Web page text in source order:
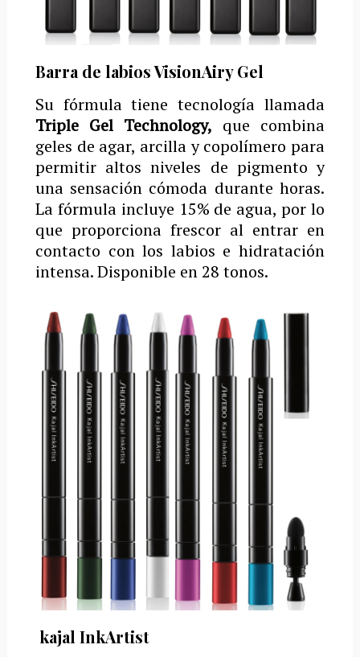
Barra de labios VisionAiry Gel
Su fórmula tiene tecnología llamada
Triple Gel Technology, que combina
geles de agar, arcilla y copolímero para
permitir altos niveles de pigmento y
una sensación cómoda durante horas.
La fórmula incluye 15% de agua, por lo
que proporciona frescor al entrar en
contacto con los labios e hidratación
intensa. Disponible en 28 tonos.
kajal InkArtist